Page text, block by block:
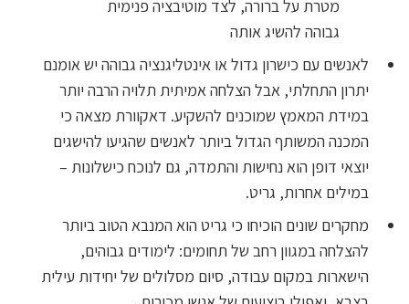
מטרת על ברורה, לצד מוטיבציה פנימית
גבוהה להשיג אותה
לאנשים עם כישרון גדול או אינטליגנציה גבוהה יש אומנם
יתרון התחלתי, אבל הצלחה אמיתית תלויה הרבה יותר
במידת המאמץ שמוכנים להשקיע. דאקוורת מצאה כי
המכנה המשותף הגדול ביותר לאנשים שהגיעו להישגים
יוצאי דופן הוא נחישות והתמדה, גם לנוכח כישלונות –
במילים אחרות, גריט.
מחקרים שונים הוכיחו כי גריט הוא המנבא הטוב ביותר
להצלחה במגוון רחב של תחומים: לימודים גבוהים,
הישארות במקום עבודה, סיום מסלולים של יחידות עילית